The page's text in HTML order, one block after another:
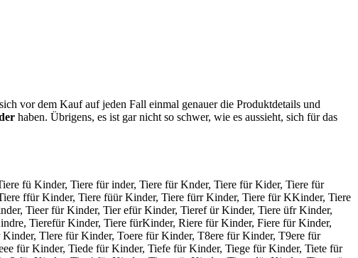
vor dem Kauf auf jeden Fall einmal genauer die Produktdetails und
haben. Übrigens, es ist gar nicht so schwer, wie es aussieht, sich für das
fü Kinder, Tiere für inder, Tiere für Knder, Tiere für Kider, Tiere für
ffür Kinder, Tiere füür Kinder, Tiere fürr Kinder, Tiere für KKinder, Tiere
Tieer für Kinder, Tier efür Kinder, Tieref ür Kinder, Tiere üfr Kinder,
Tierefür Kinder, Tiere fürKinder, Riere für Kinder, Fiere für Kinder,
Tlere für Kinder, Toere für Kinder, T8ere für Kinder, T9ere für
für Kinder, Tiede für Kinder, Tiefe für Kinder, Tiege für Kinder, Tiete für